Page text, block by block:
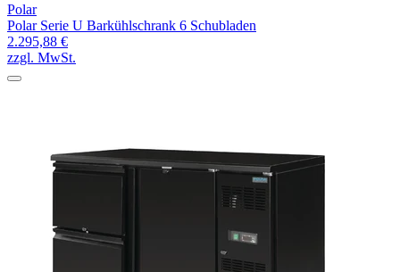
Polar
Polar Serie U Barkühlschrank 6 Schubladen
2.295,88 €
zzgl. MwSt.